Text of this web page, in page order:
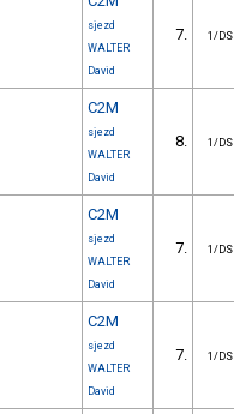
sjezd
WALTER
David
7. 1/DS
C2M
sjezd
WALTER
David
8. 1/DS
C2M
sjezd
WALTER
David
7. 1/DS
C2M
sjezd
WALTER
David
7. 1/DS